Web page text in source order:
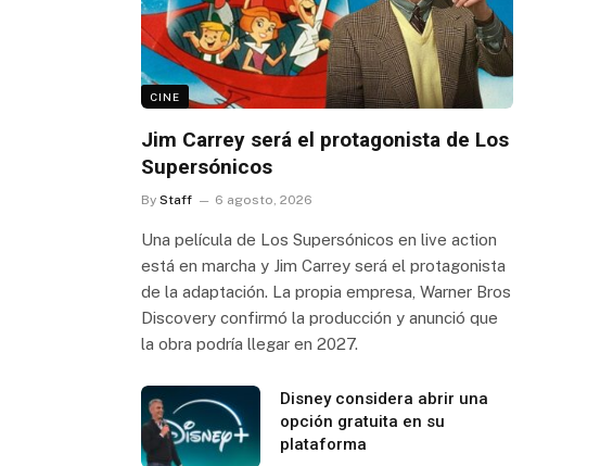
CINE
Jim Carrey será el protagonista de Los
Supersónicos
By Staff 6 agosto, 2026
Una película de Los Supersónicos en live action
está en marcha y Jim Carrey será el protagonista
de la adaptación. La propia empresa, Warner Bros
Discovery confirmó la producción y anunció que
la obra podría llegar en 2027.
Disney considera abrir una
opción gratuita en su
plataforma